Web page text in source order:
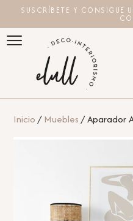
SUSCRÍBETE Y CONSIGUE
Inicio/Muebles/ Aparador